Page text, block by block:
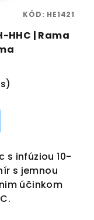
HHC | Rama
s infúziou 10-
s jemnou
účinkom
KÓD: HE1421